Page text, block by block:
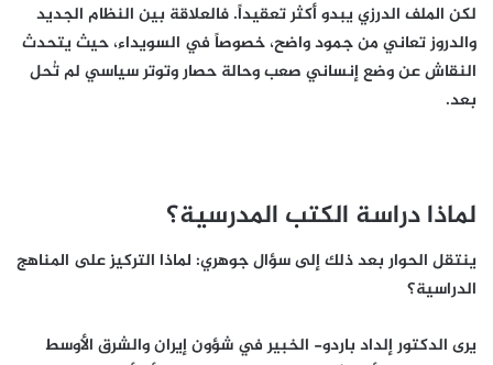
لكن الملف الدرزي يبدو أكثر تعقيداً. فالعلاقة بين النظام الجديد
والدروز تعاني من جمود واضح، خصوصاً في السويداء، حيث يتحدث
النقاش عن وضع إنساني صعب وحالة حصار وتوتر سياسي لم تُحل
بعد.
لماذا دراسة الكتب المدرسية؟
ينتقل الحوار بعد ذلك إلى سؤال جوهري: لماذا التركيز على المناهج
الدراسية؟
يرى الدكتور إلداد باردو- الخبير في شؤون إيران والشرق الأوسط